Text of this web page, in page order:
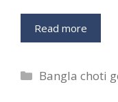
Read more
Categories
Bangla choti